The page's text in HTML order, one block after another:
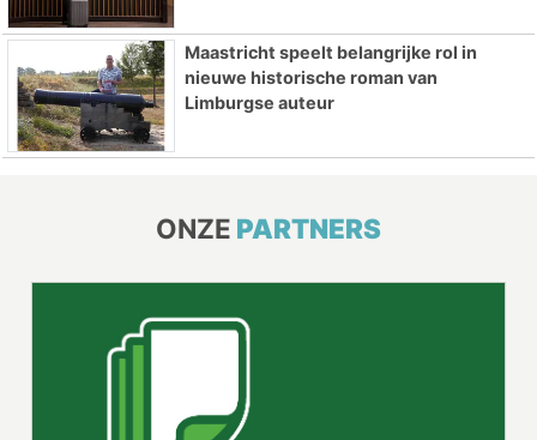
Maastricht speelt belangrijke rol in
nieuwe historische roman van
Limburgse auteur
ONZE PARTNERS